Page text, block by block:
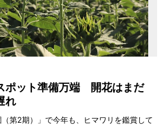
ポット準備万端 開花はまだ
れ
第2期）」で今年も、ヒマワリを鑑賞して